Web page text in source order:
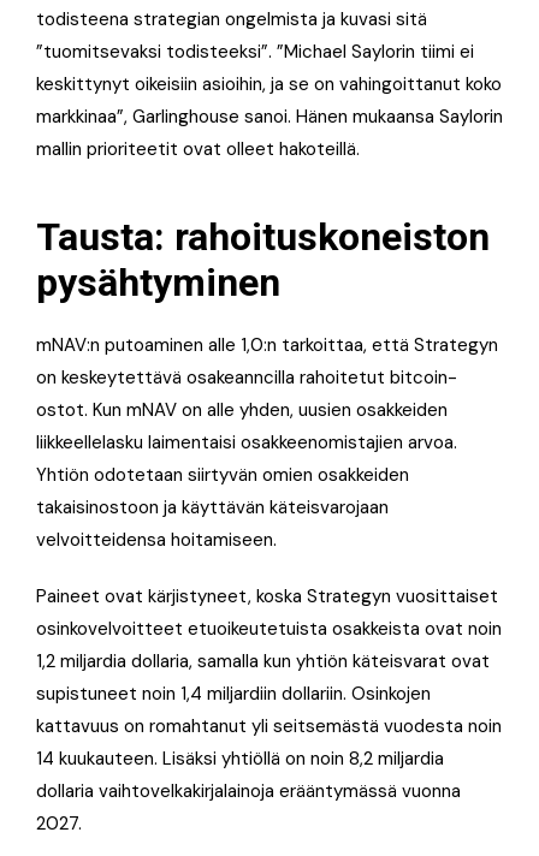
todisteena strategian ongelmista ja kuvasi sitä
”tuomitsevaksi todisteeksi”. ”Michael Saylorin tiimi ei
keskittynyt oikeisiin asioihin, ja se on vahingoittanut koko
markkinaa”, Garlinghouse sanoi. Hänen mukaansa Saylorin
mallin prioriteetit ovat olleet hakoteillä.
Tausta: rahoituskoneiston
pysähtyminen
mNAV:n putoaminen alle 1,0:n tarkoittaa, että Strategyn
on keskeytettävä osakeanncilla rahoitetut bitcoin-
ostot. Kun mNAV on alle yhden, uusien osakkeiden
liikkeellelasku laimentaisi osakkeenomistajien arvoa.
Yhtiön odotetaan siirtyvän omien osakkeiden
takaisinostoon ja käyttävän käteisvarojaan
velvoitteidensa hoitamiseen.
Paineet ovat kärjistyneet, koska Strategyn vuosittaiset
osinkovelvoitteet etuoikeutetuista osakkeista ovat noin
1,2 miljardia dollaria, samalla kun yhtiön käteisvarat ovat
supistuneet noin 1,4 miljardiin dollariin. Osinkojen
kattavuus on romahtanut yli seitsemästä vuodesta noin
14 kuukauteen. Lisäksi yhtiöllä on noin 8,2 miljardia
dollaria vaihtovelkakirjalainoja erääntymässä vuonna
2027.